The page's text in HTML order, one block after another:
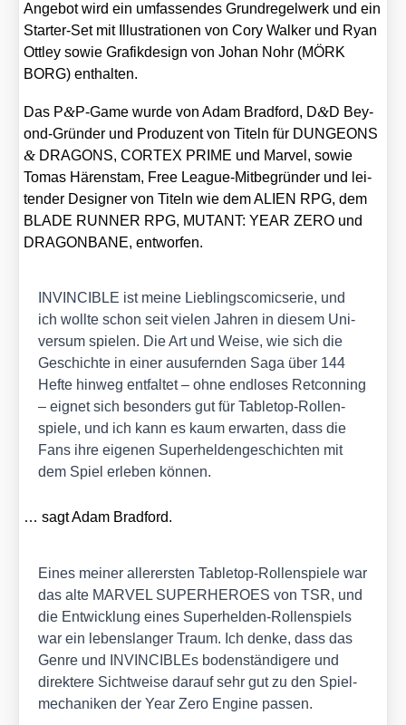
Ange­bot wird ein umfas­sen­des Grund­re­gel­werk und ein
Star­ter-Set mit Illus­tra­tio­nen von Cory Wal­ker und Ryan
Ott­ley sowie Gra­fik­de­sign von Johan Nohr (MÖRK
BORG) ent­hal­ten.
Das P&P‑Game wur­de von Adam Brad­ford, D&D Bey­
ond-Grün­der und Pro­du­zent von Titeln für DUNGEONS
& DRAGONS, CORTEX PRIME und Mar­vel, sowie
Tomas Hären­s­tam, Free League-Mit­be­grün­der und lei­
ten­der Desi­gner von Titeln wie dem ALIEN RPG, dem
BLADE RUNNER RPG, MUTANT: YEAR ZERO und
DRAGONBANE, ent­wor­fen.
INVINCIBLE ist mei­ne Lieb­lings­co­mic­se­rie, und
ich woll­te schon seit vie­len Jah­ren in die­sem Uni­
ver­sum spie­len. Die Art und Wei­se, wie sich die
Geschich­te in einer aus­ufern­den Saga über 144
Hef­te hin­weg ent­fal­tet – ohne end­lo­ses Ret­con­ning
– eig­net sich beson­ders gut für Table­top-Rol­len­
spie­le, und ich kann es kaum erwar­ten, dass die
Fans ihre eige­nen Super­hel­den­ge­schich­ten mit
dem Spiel erle­ben kön­nen.
… sagt Adam Brad­ford.
Eines mei­ner aller­ers­ten Table­top-Rol­len­spie­le war
das alte MARVEL SUPERHEROES von TSR, und
die Ent­wick­lung eines Super­hel­den-Rol­len­spiels
war ein lebens­lan­ger Traum. Ich den­ke, dass das
Gen­re und INVIN­CI­BLEs boden­stän­di­ge­re und
direk­te­re Sicht­wei­se dar­auf sehr gut zu den Spiel­
me­cha­ni­ken der Year Zero Engi­ne pas­sen.